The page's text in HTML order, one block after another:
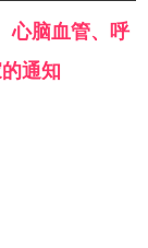
心脑血管、呼
通知